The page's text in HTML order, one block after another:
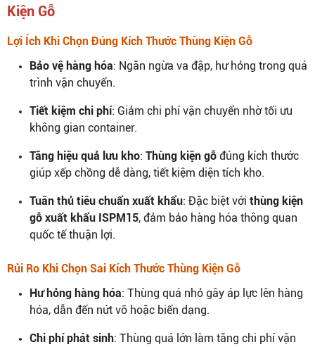
Kiện Gỗ
Lợi Ích Khi Chọn Đúng Kích Thước Thùng Kiện Gỗ
Bảo vệ hàng hóa: Ngăn ngừa va đập, hư hỏng trong quá
trình vận chuyển.
Tiết kiệm chi phí: Giảm chi phí vận chuyển nhờ tối ưu
không gian container.
Tăng hiệu quả lưu kho: Thùng kiện gỗ đúng kích thước
giúp xếp chồng dễ dàng, tiết kiệm diện tích kho.
Tuân thủ tiêu chuẩn xuất khẩu: Đặc biệt với thùng kiện
gỗ xuất khẩu ISPM15, đảm bảo hàng hóa thông quan
quốc tế thuận lợi.
Rủi Ro Khi Chọn Sai Kích Thước Thùng Kiện Gỗ
Hư hỏng hàng hóa: Thùng quá nhỏ gây áp lực lên hàng
hóa, dẫn đến nứt vỡ hoặc biến dạng.
Chi phí phát sinh: Thùng quá lớn làm tăng chi phí vận